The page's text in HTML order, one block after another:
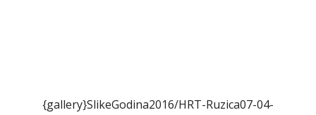
{gallery}SlikeGodina2016/HRT-Ruzica07-04-